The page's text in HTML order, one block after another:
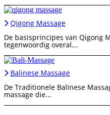
Qigong Massage
De basisprincipes van Qigong
tegenwoordig overal...
Balinese Massage
De Traditionele Balinese
massage die...